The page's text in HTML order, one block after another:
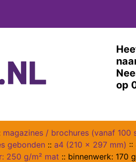
op
magazines / brochures (vanaf 100
gebonden :: a4 (210 x 297 mm) ::
250 g/m² mat :: binnenwerk: 170